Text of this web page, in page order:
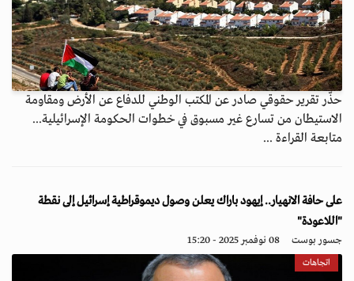
حذّر تقرير حقوقي صادر عن المكتب الوطني للدفاع عن الأرض ومقاومة
الاستيطان من تسارع غير مسبوق في خطوات الحكومة الإسرائيلية...
متابعة القراءة ...
على حافة الانهيار.. إيهود باراك يعلن وصول ديموقراطية إسرائيل إلى نقطة
"اللاعودة"
جسور بوست 08 نوفمبر 2025 - 15:20
اتجاهات